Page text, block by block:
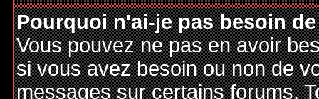
Pourquoi n'ai-je pas besoin
Vous pouvez ne pas en avoir
si vous avez besoin ou non de
messages sur certains forums.